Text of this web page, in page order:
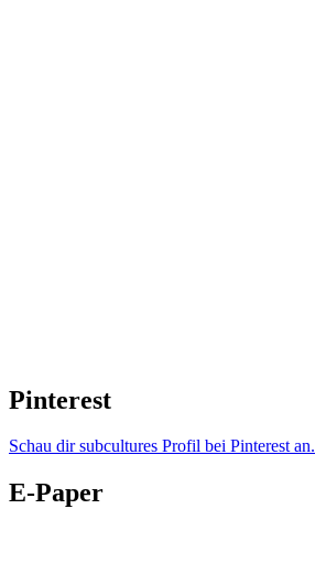
Pinterest
Schau dir subcultures Profil bei Pinterest an.
E-Paper